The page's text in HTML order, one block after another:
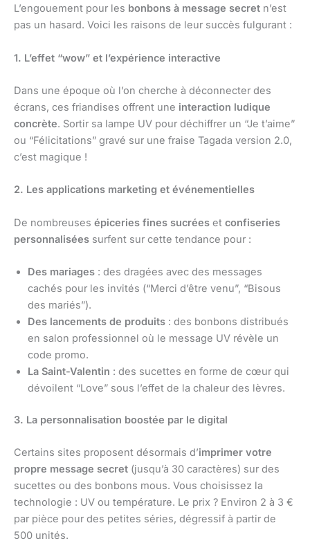
L’engouement pour les bonbons à message secret n’est
pas un hasard. Voici les raisons de leur succès fulgurant :
1. L’effet “wow” et l’expérience interactive
Dans une époque où l’on cherche à déconnecter des
écrans, ces friandises offrent une interaction ludique
concrète. Sortir sa lampe UV pour déchiffrer un “Je t’aime”
ou “Félicitations” gravé sur une fraise Tagada version 2.0,
c’est magique !
2. Les applications marketing et événementielles
De nombreuses épiceries fines sucrées et confiseries
personnalisées surfent sur cette tendance pour :
Des mariages : des dragées avec des messages
cachés pour les invités (“Merci d’être venu”, “Bisous
des mariés”).
Des lancements de produits : des bonbons distribués
en salon professionnel où le message UV révèle un
code promo.
La Saint-Valentin : des sucettes en forme de cœur qui
dévoilent “Love” sous l’effet de la chaleur des lèvres.
3. La personnalisation boostée par le digital
Certains sites proposent désormais d’imprimer votre
propre message secret (jusqu’à 30 caractères) sur des
sucettes ou des bonbons mous. Vous choisissez la
technologie : UV ou température. Le prix ? Environ 2 à 3 €
par pièce pour des petites séries, dégressif à partir de
500 unités.